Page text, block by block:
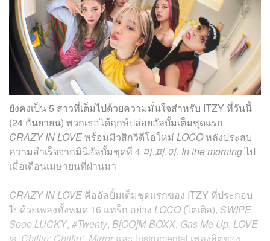
ยังคงเป็น 5 สาวที่เต็มไปด้วยความมั่นใจสำหรับ ITZY ที่วันนี้
(24 กันยายน) พวกเธอได้ฤกษ์ปล่อยอัลบั้มเต็มชุดแรก
CRAZY IN LOVEพร้อมมิวสิกวิดีโอใหม่ LOCOหลังประสบ
ความสำเร็จจากมินิอัลบั้มชุดที่ 4 마.피.아. In the morningไป
เมื่อเดือนเมษายนที่ผ่านมา
CRAZY IN LOVE คืออัลบั้มเต็มชุดแรกของ ITZY ที่ประกอบ
ไปด้วยเพลงทั้งหมด 16 แทร็ก อย่าง LOCO(ไตเติล), SWIPE,
Sooo LUCKY, #Twenty, B[OO]M-BOXX, Gas Me Up, LOVE